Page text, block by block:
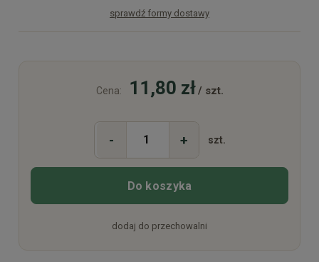
Cena nie zawiera ewentualnych kosztów płatności
sprawdź formy dostawy
Cena: 11,80 zł/ szt.
- + szt.
Do koszyka
dodaj do przechowalni